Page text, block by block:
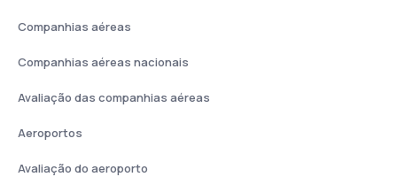
Companhias aéreas
Companhias aéreas nacionais
Avaliação das companhias aéreas
Aeroportos
Avaliação do aeroporto